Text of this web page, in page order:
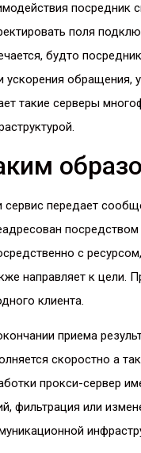
посредник
поля
будто
ускорения обращения,
такие серверы
сервис передает
с
направляет к цели.
клиента.
приема
скоростно а
прокси-сервер
фильтрация или